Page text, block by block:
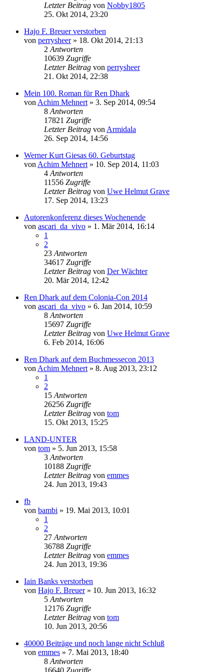
Letzter Beitrag von Nobby1805
25. Okt 2014, 23:20
Hajo F. Breuer verstorben
von perrysheer» 18. Okt 2014, 21:13
2 Antworten
10639 Zugriffe
Letzter Beitrag von perrysheer
21. Okt 2014, 22:38
Mein 100. Roman für Ren Dhark
von Achim Mehnert » 3. Sep 2014, 09:54
8 Antworten
17821 Zugriffe
Letzter Beitrag von Armidala
26. Sep 2014, 14:56
Werner Kurt Giesas 60. Geburtstag
von Achim Mehnert » 10. Sep 2014, 11:03
4 Antworten
11556 Zugriffe
Letzter Beitrag von Uwe Helmut Grave
17. Sep 2014, 13:23
Autorenkonferenz dieses Wochenende
von ascari_da_vivo » 1. Mär 2014, 16:14
1
2
23 Antworten
34617 Zugriffe
Letzter Beitrag von Der Wächter
20. Mär 2014, 12:42
Ren Dhark auf dem Colonia-Con 2014
von ascari_da_vivo » 6. Jan 2014, 10:59
8 Antworten
15697 Zugriffe
Letzter Beitrag von Uwe Helmut Grave
6. Feb 2014, 16:06
Ren Dhark auf dem Buchmessecon 2013
von Achim Mehnert » 8. Aug 2013, 23:12
1
2
15 Antworten
26256 Zugriffe
Letzter Beitrag von tom
15. Okt 2013, 15:25
LAND-UNTER
von tom » 5. Jun 2013, 15:58
3 Antworten
10188 Zugriffe
Letzter Beitrag von emmes
24. Jun 2013, 19:43
fb
von bambi » 19. Mai 2013, 10:01
1
2
27 Antworten
36788 Zugriffe
Letzter Beitrag von emmes
24. Jun 2013, 19:36
Iain Banks verstorben
von Hajo F. Breuer» 10. Jun 2013, 16:32
5 Antworten
12176 Zugriffe
Letzter Beitrag von tom
10. Jun 2013, 20:56
40000 Beiträge und noch lange nicht Schluß
von emmes » 7. Mai 2013, 18:40
8 Antworten
16640 Zugriffe